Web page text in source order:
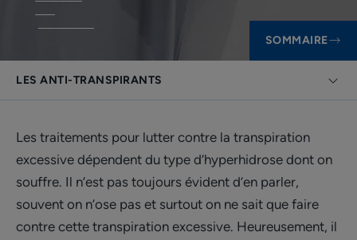
SOMMAIRE
LES ANTI-TRANSPIRANTS
Les traitements pour lutter contre la transpiration
excessive dépendent du type d’hyperhidrose dont on
souffre. Il n’est pas toujours évident d’en parler,
souvent on n’ose pas et surtout on ne sait que faire
contre cette transpiration excessive. Heureusement, il